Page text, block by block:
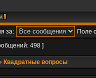
за:
Поле
498 ]
Квадратные вопросы